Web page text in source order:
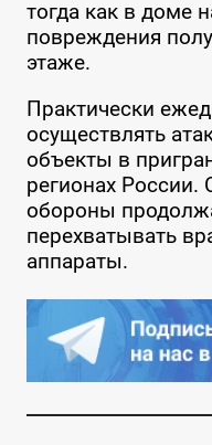
тогда как в доме
повреждения
этаже.
Практически
осуществлять
объекты в
регионах
обороны
перехватывать
аппараты.